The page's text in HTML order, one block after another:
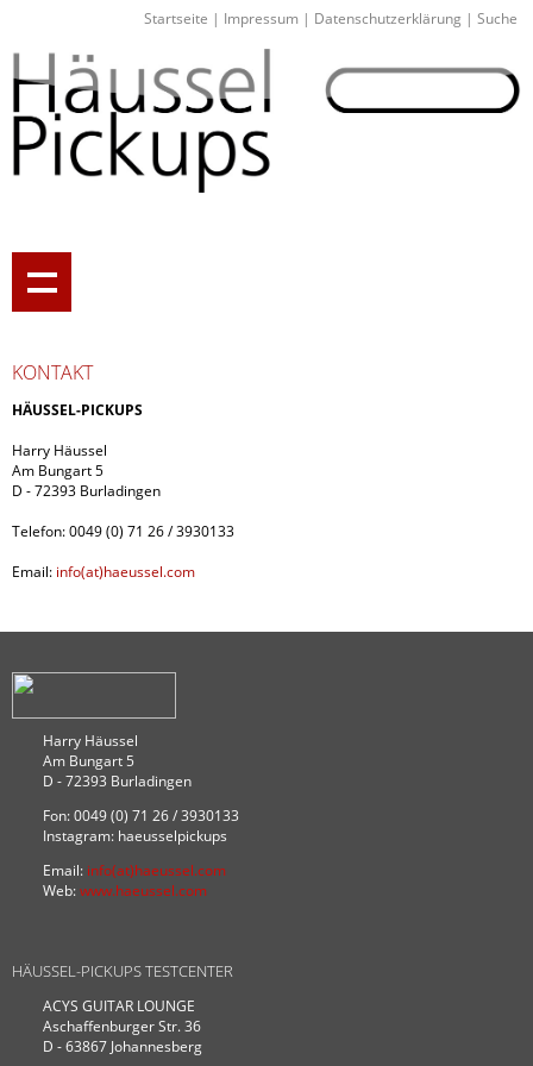
Startseite | Impressum | Datenschutzerklärung | Suche
KONTAKT
HÄUSSEL-PICKUPS
Harry Häussel
Am Bungart 5
D - 72393 Burladingen
Telefon: 0049 (0) 71 26 / 3930133
Email: info(at)haeussel.com
Harry Häussel
Am Bungart 5
D - 72393 Burladingen
Fon: 0049 (0) 71 26 / 3930133
Instagram: haeusselpickups
Email: info(at)haeussel.com
Web:www.haeussel.com
HÄUSSEL-PICKUPS TESTCENTER
ACYS GUITAR LOUNGE
Aschaffenburger Str. 36
D - 63867 Johannesberg